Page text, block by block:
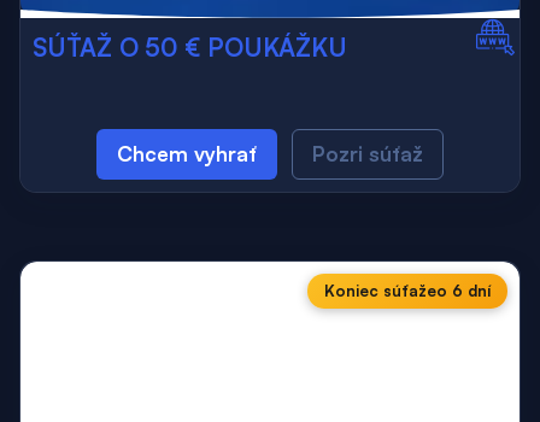
SÚŤAŽ O 50 € POUKÁŽKU
Chcem vyhrať Pozri súťaž
Koniec súťažeo 6 dní